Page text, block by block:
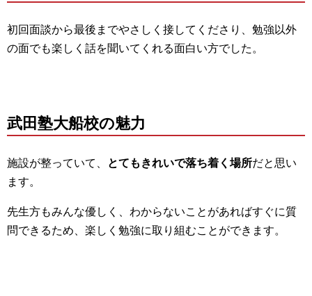
初回面談から最後までやさしく接してくださり、勉強以外
の面でも楽しく話を聞いてくれる面白い方でした。
武田塾大船校の魅力
施設が整っていて、 とてもきれいで落ち着く場所だと思い
ます。
先生方もみんな優しく、わからないことがあればすぐに質
問できるため、楽しく勉強に取り組むことができます。